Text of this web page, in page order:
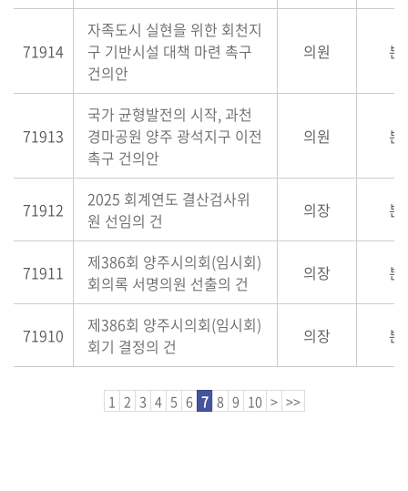
71914
자족도시 실현을 위한 회천지
구 기반시설 대책 마련 촉구
건의안
의원 본
71913
국가 균형발전의 시작, 과천
경마공원 양주 광석지구 이전
촉구 건의안
의원 본
71912
2025 회계연도 결산검사위
원 선임의 건
의장 본
71911
제386회 양주시의회(임시회)
회의록 서명의원 선출의 건
의장 본
71910
제386회 양주시의회(임시회)
회기 결정의 건
의장 본
1 2 3 4 5 6 7 8 9 10 > >>